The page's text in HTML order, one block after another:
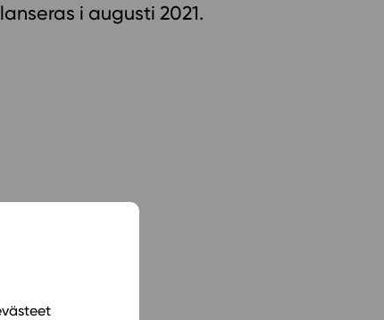
lanseras i augusti 2021.